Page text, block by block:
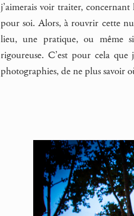
j’aimerais voir traiter,
pour soi. Alors, à rouvrir cette
lieu, une pratique, ou même
rigoureuse. C’est pour cela
photographies, de ne plus savoir